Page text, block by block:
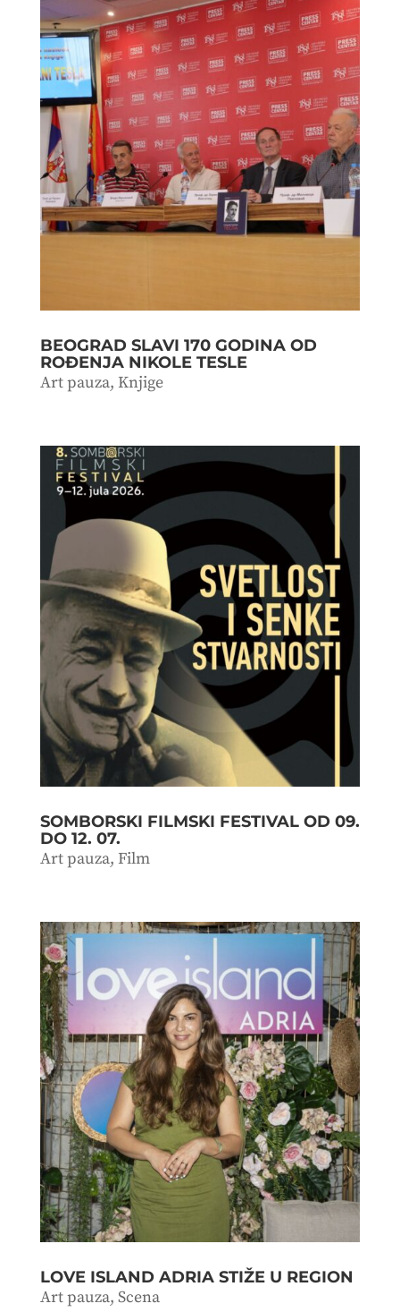
BEOGRAD SLAVI 170 GODINA OD
ROĐENJA NIKOLE TESLE
Art pauza, Knjige
SOMBORSKI FILMSKI FESTIVAL OD 09.
DO 12. 07.
Art pauza, Film
LOVE ISLAND ADRIA STIŽE U REGION
Art pauza, Scena